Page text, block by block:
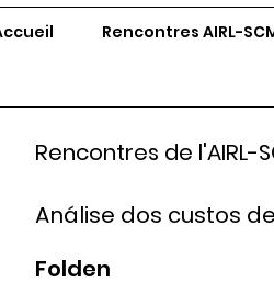
Rencontres AIRL-
Rencontres de l'AIRL-
Análise dos custos
Folden